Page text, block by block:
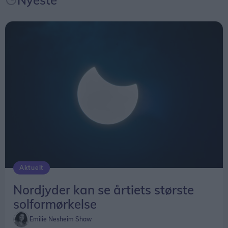
fælles oplevelse – og inspirere til ny viden og
Herunder får man et overblik over, hvornår
solformørkelsen rammer forskellige steder i
Aktuelt
Nordjyder kan se årtiets største
solformørkelse
Emilie Nesheim Shaw